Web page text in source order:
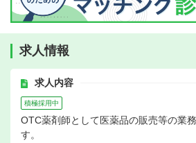
求人情報
求人内容
積極採用中
OTC薬剤師として医薬品の販売等の業
す。